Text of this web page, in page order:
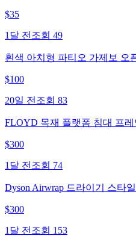
$35
1달 전 조회 49
흰색 아치형 파티오 가제보 오
$100
20일 전 조회 83
FLOYD 목재 플랫폼 침대 프
$300
1달 전 조회 74
Dyson Airwrap 드라이기 스타
$300
1달 전 조회 153